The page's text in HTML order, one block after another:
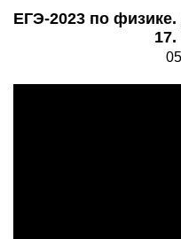
ЕГЭ-2023 по
17.